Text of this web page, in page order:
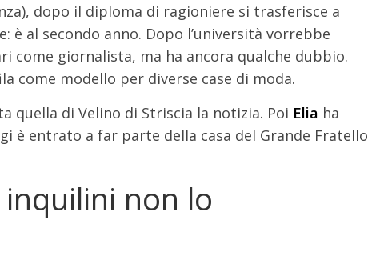
dopo il diploma di ragioniere si trasferisce a
è al secondo anno. Dopo l’università vorrebbe
come giornalista, ma ha ancora qualche dubbio.
come modello per diverse case di moda.
quella di Velino di Striscia la notizia. Poi Elia ha
è entrato a far parte della casa del Grande Fratello
inquilini non lo